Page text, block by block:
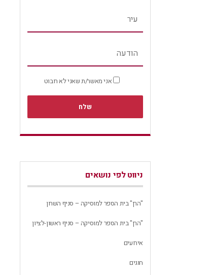
אני מאשר/ת שאני לא רובוט
ניווט לפי נושאים
"הרן" בית הספר למוסיקה – סניף השרון
"הרן" בית הספר למוסיקה – סניף ראשון-לציון
אירועים
חוגים